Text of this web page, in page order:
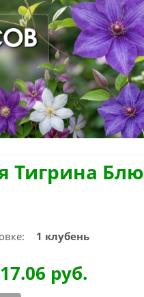
Тигрина Блю
1 клубень
17.06 руб.